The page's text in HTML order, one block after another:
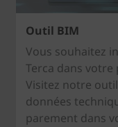
Outil BIM
Vous souhaitez
Terca dans votre
Visitez notre
données
parement dans